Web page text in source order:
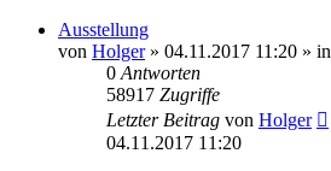
Ausstellung
von Holger» 04.11.2017 11:20 » in
0 Antworten
58917 Zugriffe
Letzter Beitrag von Holger
04.11.2017 11:20